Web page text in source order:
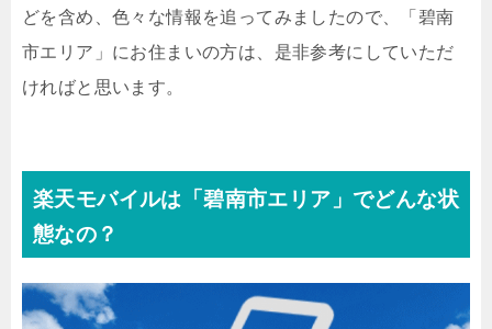
どを含め、色々な情報を追ってみましたので、「碧南
市エリア」にお住まいの方は、是非参考にしていただ
ければと思います。
楽天モバイルは「碧南市エリア」でどんな状
態なの？